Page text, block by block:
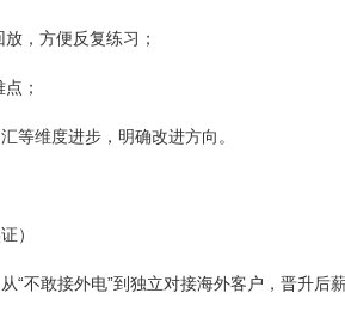
，方便反复练习；
；
等维度进步，明确改进方向。
）
“不敢接外电”到独立对接海外客户，晋升后